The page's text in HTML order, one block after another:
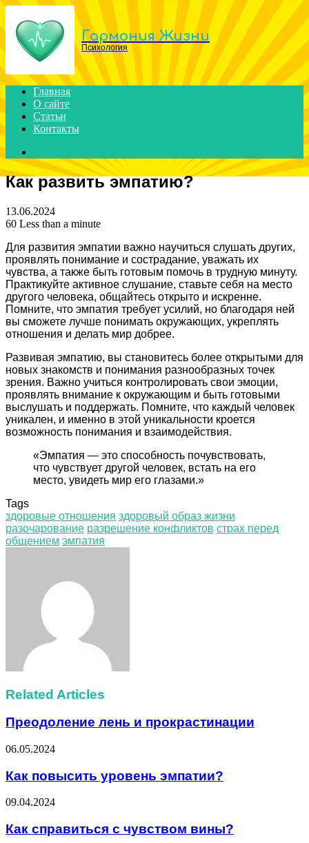
Menu
Гармония Жизни
Психология
Главная
О сайте
Статьи
Контакты
for
Как развить эмпатию?
13.06.2024
60 Less than a minute
Для развития эмпатии важно научиться слушать других,
проявлять понимание и сострадание, уважать их
чувства, а также быть готовым помочь в трудную минуту.
Практикуйте активное слушание, ставьте себя на место
другого человека, общайтесь открыто и искренне.
Помните, что эмпатия требует усилий, но благодаря ней
вы сможете лучше понимать окружающих, укреплять
отношения и делать мир добрее.
Развивая эмпатию, вы становитесь более открытыми для
новых знакомств и понимания разнообразных точек
зрения. Важно учиться контролировать свои эмоции,
проявлять внимание к окружающим и быть готовыми
выслушать и поддержать. Помните, что каждый человек
уникален, и именно в этой уникальности кроется
возможность понимания и взаимодействия.
«Эмпатия — это способность почувствовать,
что чувствует другой человек, встать на его
место, увидеть мир его глазами.»
Tags
здоровые отношения здоровый образ жизни
разочарование разрешение конфликтов страх перед
общением эмпатия
Related Articles
Преодоление лень и прокрастинации
06.05.2024
Как повысить уровень эмпатии?
09.04.2024
Как справиться с чувством вины?